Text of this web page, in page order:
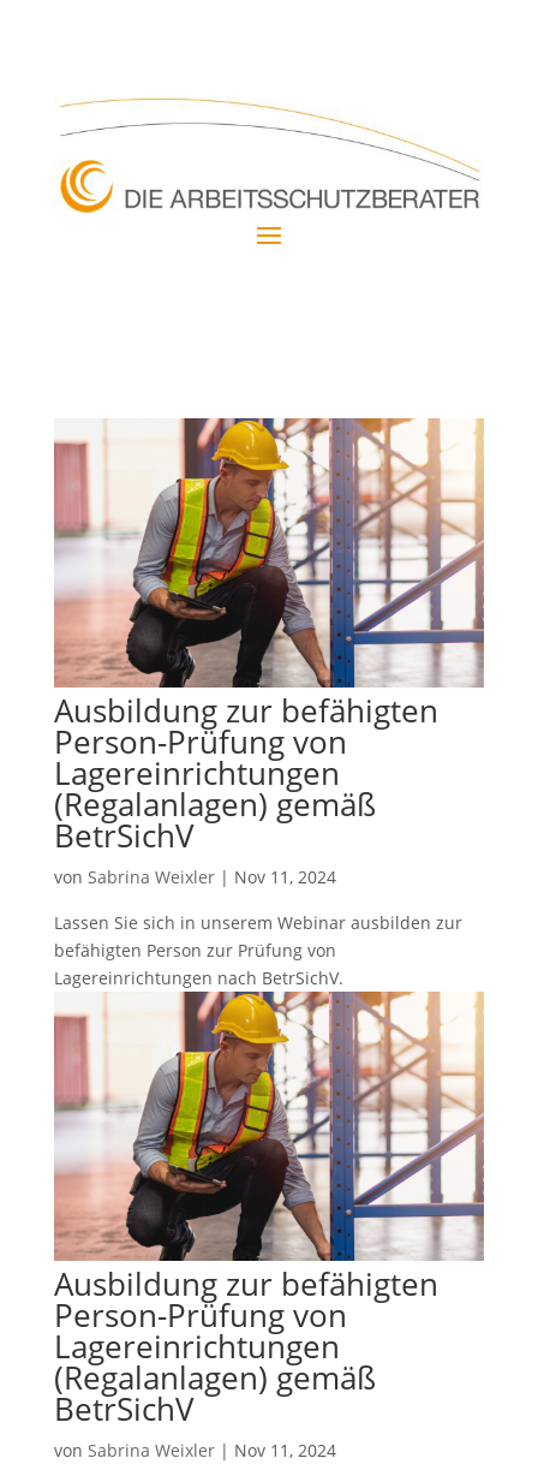
Ausbildung zur befähigten
Person-Prüfung von
Lagereinrichtungen
(Regalanlagen) gemäß
BetrSichV
von Sabrina Weixler| Nov 11, 2024
Lassen Sie sich in unserem Webinar ausbilden zur
befähigten Person zur Prüfung von
Lagereinrichtungen nach BetrSichV.
Ausbildung zur befähigten
Person-Prüfung von
Lagereinrichtungen
(Regalanlagen) gemäß
BetrSichV
von Sabrina Weixler| Nov 11, 2024